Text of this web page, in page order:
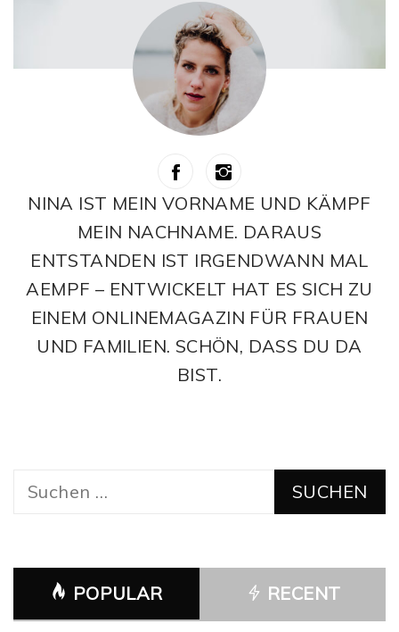
NINA IST MEIN VORNAME UND KÄMPF
MEIN NACHNAME. DARAUS
ENTSTANDEN IST IRGENDWANN MAL
AEMPF – ENTWICKELT HAT ES SICH ZU
EINEM ONLINEMAGAZIN FÜR FRAUEN
UND FAMILIEN. SCHÖN, DASS DU DA
BIST.
Suchen
POPULAR RECENT